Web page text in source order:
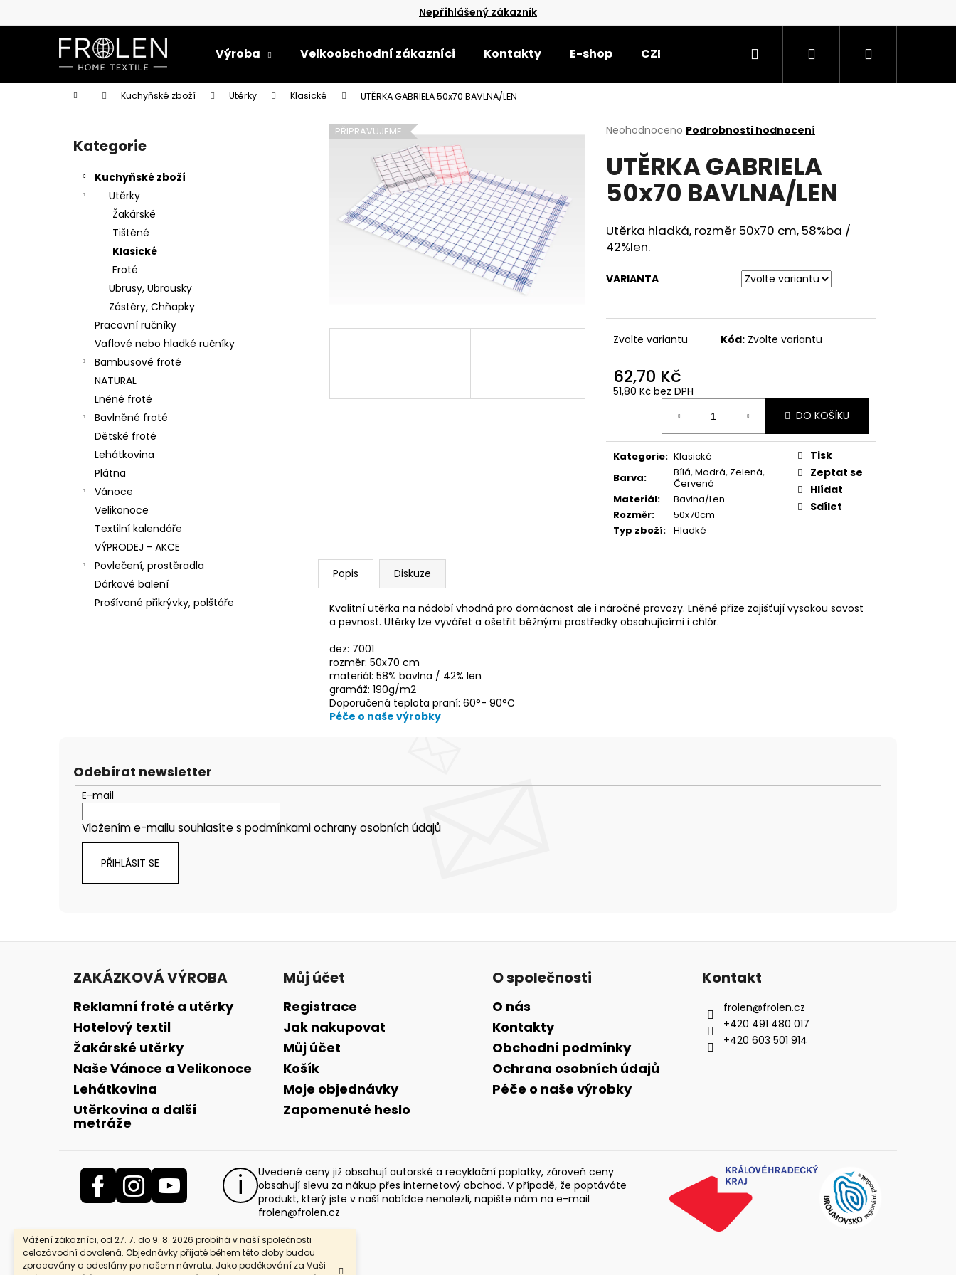
Vážení zákazníci, od 27. 7. do 9. 8. 2026 probíhá v naší společnosti
celozávodní dovolená. Objednávky přijaté během této doby budou
zpracovány a odeslány po našem návratu. Jako poděkování za Vaši
Nepřihlášený zákazník
Výroba Velkoobchodní zákazníci Kontakty E-shop CZE Hledat PřihlášeníNákupní
Domů Kuchyňské zboží Utěrky Klasické UTĚRKA GABRIELA 50x70 BAVLNA/LEN
Přeskočit
kategorie
Kategorie
Kuchyňské zboží
Utěrky
Žakárské
Tištěné
Klasické
Froté
Ubrusy, Ubrousky
Zástěry, Chňapky
Pracovní ručníky
Vaflové nebo hladké ručníky
Bambusové froté
NATURAL
Lněné froté
Bavlněné froté
Dětské froté
Lehátkovina
Plátna
Vánoce
Velikonoce
Textilní kalendáře
VÝPRODEJ - AKCE
Povlečení, prostěradla
Dárkové balení
Prošívané přikrývky, polštáře
Průměrné
produktu
je
0,0
z
hvězdiček.
Neohodnoceno Podrobnosti hodnocení
UTĚRKA GABRIELA
50x70 BAVLNA/LEN
Utěrka hladká, rozměr 50x70 cm, 58%ba /
42%len.
VARIANTA
Zvolte variantu Kód: Zvolte variantu
62,70 Kč
51,80 Kč bez DPH
DO KOŠÍKU
Kategorie: Klasické
Barva:
Bílá, Modrá, Zelená,
Červená
Materiál:
Bavlna/Len
Rozměr:
50x70cm
Typ zboží: Hladké
Tisk
Zeptat se
Hlídat
Sdílet
PŘIPRAVUJEME
Popis Diskuze
Kvalitní utěrka na nádobí vhodná pro domácnost ale i náročné provozy. Lněné příze zajišťují vysokou savost
a pevnost. Utěrky lze vyvářet a ošetřit běžnými prostředky obsahujícími i chlór.
dez: 7001
rozměr: 50x70 cm
materiál: 58% bavlna / 42% len
gramáž: 190g/m2
Doporučená teplota praní: 60°- 90°C
Péče o naše výrobky
o
k
Zpět
Zpět
Co potřebujete najít?
HLEDAT
Doporučujeme
RUČNÍK PEJSEK 28,5X50
66,10 Kč
66,10 Kč
Odebírat newsletter
E-mail
Vložením e-mailu souhlasíte s podmínkami ochrany osobních údajů
PŘIHLÁSIT SE
ZAKÁZKOVÁ VÝROBA
Reklamní froté a utěrky
Hotelový textil
Žakárské utěrky
Naše Vánoce a Velikonoce
Lehátkovina
Utěrkovina a další
metráže
Můj účet
Registrace
Jak nakupovat
Můj účet
Košík
Moje objednávky
Zapomenuté heslo
O společnosti
O nás
Kontakty
Obchodní podmínky
Ochrana osobních údajů
Péče o naše výrobky
Kontakt
frolen@frolen.cz
+420 491 480 017
+420 603 501 914
Uvedené ceny již obsahují autorské a recyklační poplatky, zároveň ceny
obsahují slevu za nákup přes internetový obchod. V případě, že poptáváte
produkt, který jste v naší nabídce nenalezli, napište nám na e-mail
frolen@frolen.cz